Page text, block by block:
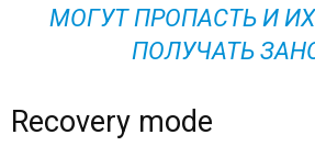
МОГУТ ПРОПАСТЬ И
ПОЛУЧАТЬ
Recovery mode